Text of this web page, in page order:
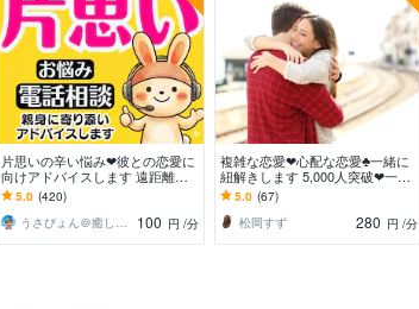
片思いの辛い悩み❤彼との恋愛に
向けアドバイスします 遠距離恋
愛不倫浮気婚活愚痴聞き職場結婚
復縁の悩み人生電話相談
5.0 (420)
うさぴょん＠癒し系アラフィフ心寄り添い人
100 円 /分
複雑な恋愛❤心配な恋愛♣一緒に
紐解きします 5,000人突破❤一人
で抱え込まないで☘️心底アドバイ
ス
5.0 (67)
松岡すず
280 円 /分